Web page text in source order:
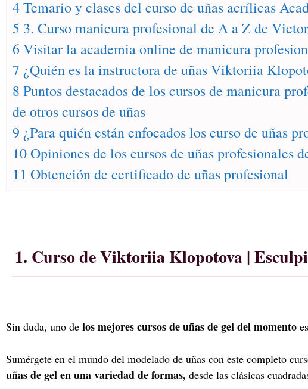
4 Temario y clases del curso de uñas acrílicas
5 3. Curso manicura profesional de A a Z de
6 Visitar la academia online de manicura
7 ¿Quién es la instructora de uñas Viktoriia
8 Puntos destacados de los cursos de manicura
de otros cursos de uñas
9 ¿Para quién están enfocados los curso de uñas
10 Opiniones de los cursos de uñas profesionales
11 Obtención de certificado de uñas profesional
1. Curso de Viktoriia Klopotova |
Sin duda, uno de los mejores cursos de uñas de gel del momento
Sumérgete en el mundo del modelado de uñas con este completo
uñas de gel en una variedad de formas, desde las clásicas